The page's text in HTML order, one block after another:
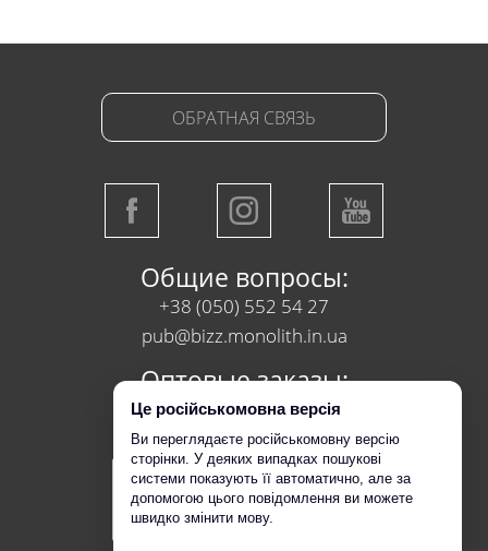
ОБРАТНАЯ СВЯЗЬ
Общие вопросы:
+38 (050) 552 54 27
pub@bizz.monolith.in.ua
Оптовые заказы:
+38 (050) 218 95 95
Це російськомовна версія
Ви переглядаєте російськомовну версію
сторінки. У деяких випадках пошукові
системи показують її автоматично, але за
допомогою цього повідомлення ви можете
швидко змінити мову.